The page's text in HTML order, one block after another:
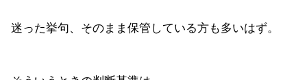
迷った挙句、そのまま保管している方も多いはず。